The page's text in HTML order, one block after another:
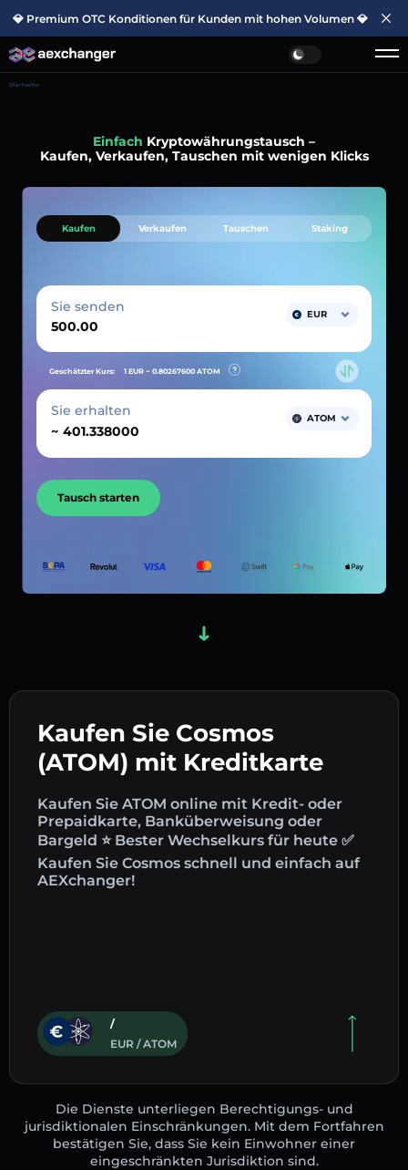
💎 Premium OTC Konditionen für Kunden mit hohen Volumen 💎
Startseite
Einfach Kryptowährungstausch –
Kaufen, Verkaufen, Tauschen mit wenigen Klicks
Kaufen Sie Cosmos
(ATOM) mit Kreditkarte
Kaufen Sie ATOM online mit Kredit- oder
Prepaidkarte, Banküberweisung oder
Bargeld ⭐ Bester Wechselkurs für heute ✅
Kaufen Sie Cosmos schnell und einfach auf
AEXchanger!
/
EUR / ATOM
Kaufen Verkaufen Tauschen Staking
Sie senden EUR
Geschätzter Kurs: 1 EUR ~ 0.80267600 ATOM
Sie erhalten
~
ATOM
Tausch starten
Die Dienste unterliegen Berechtigungs- und
jurisdiktionalen Einschränkungen. Mit dem Fortfahren
bestätigen Sie, dass Sie kein Einwohner einer
eingeschränkten Jurisdiktion sind.